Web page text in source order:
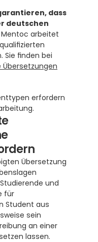
dass
deutschen
Mentoc arbeitet
Sie finden bei
erfordern
Übersetzung
und
für
Student aus
sein
an einer
lassen.